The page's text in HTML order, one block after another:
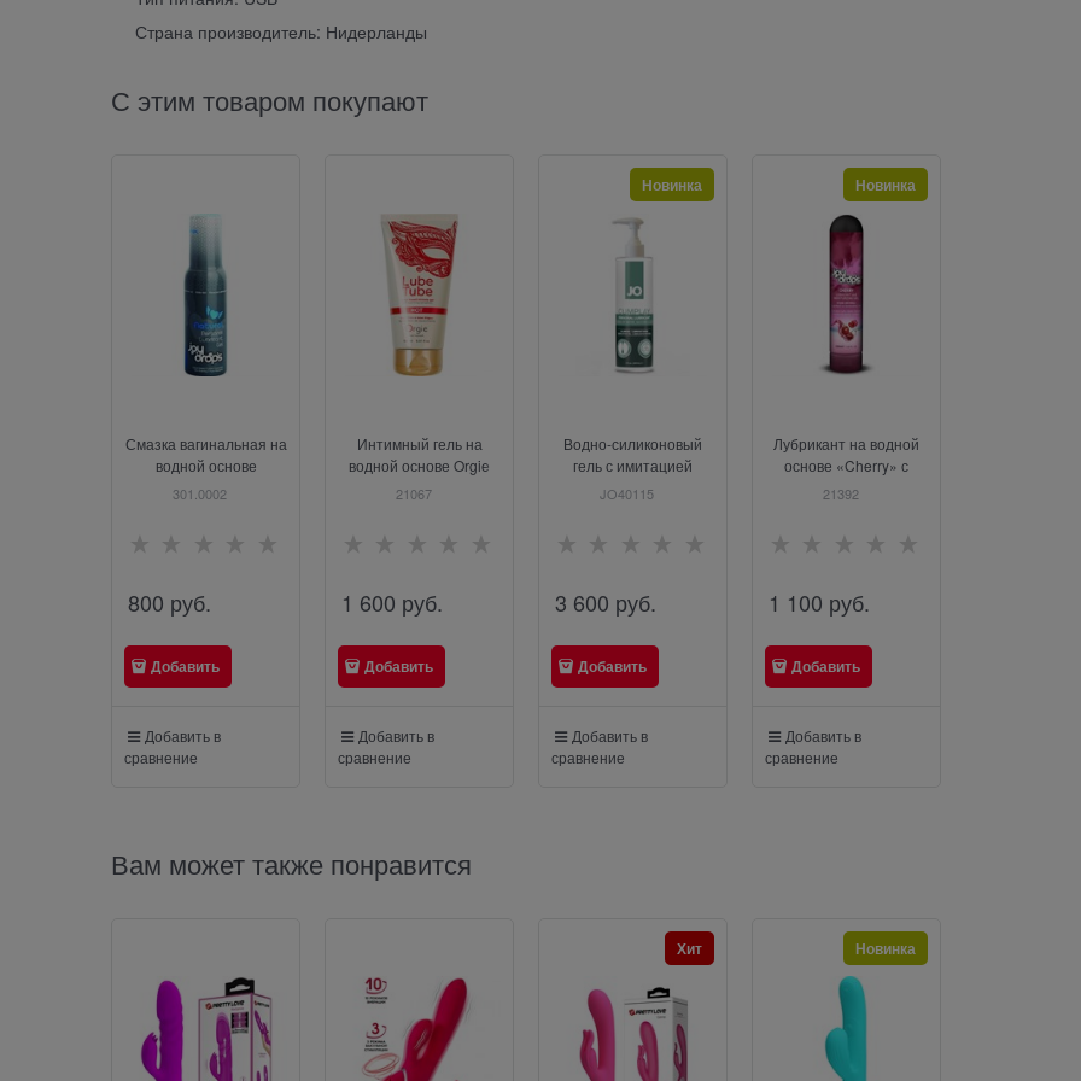
Страна производитель: Нидерланды
С этим товаром покупают
Смазка вагинальная на
водной основе
Joydrops Natural, 100
301.0002
800 руб.
Добавить
Добавить в
сравнение
Интимный гель на
водной основе Orgie
Lube Tube Hot с
21067
1 600 руб.
Добавить
Добавить в
сравнение
Водно-силиконовый
гель с имитацией
спермы JO Cumplay,
JO40115
Новинка
3 600 руб.
Добавить
Добавить в
сравнение
Лубрикант на водной
основе «Cherry» с
ароматом вишни, 125
21392
Новинка
1 100 руб.
Добавить
Добавить в
сравнение
Вам может также понравится
Хит Новинка